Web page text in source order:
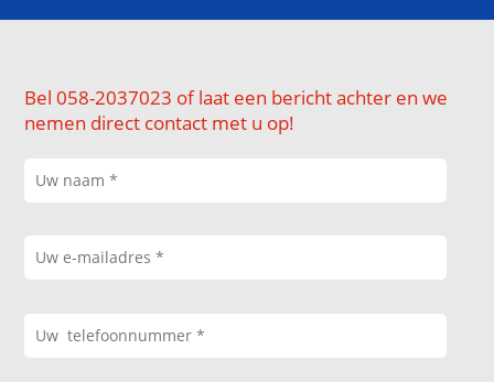
Bel 058-2037023 of laat een bericht achter en we
nemen direct contact met u op!